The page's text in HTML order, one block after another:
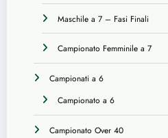
Maschile a 7 – Fasi Finali
Campionato Femminile a 7
Campionati a 6
Campionato a 6
Campionato Over 40